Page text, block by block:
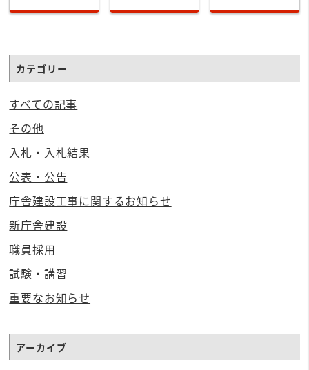
カテゴリー
すべての記事
その他
入札・入札結果
公表・公告
庁舎建設工事に関するお知らせ
新庁舎建設
職員採用
試験・講習
重要なお知らせ
アーカイブ